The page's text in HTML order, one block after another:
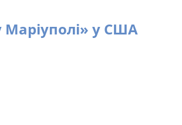
Маріуполі» у США